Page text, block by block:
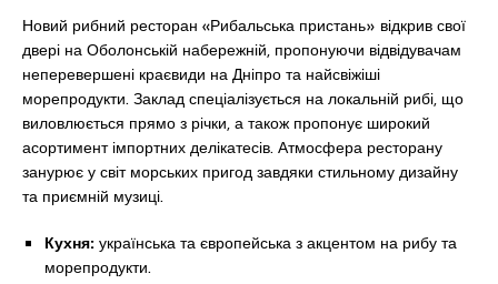
Новий рибний ресторан «Рибальська пристань» відкрив свої
двері на Оболонській набережній, пропонуючи відвідувачам
неперевершені краєвиди на Дніпро та найсвіжіші
морепродукти. Заклад спеціалізується на локальній рибі, що
виловлюється прямо з річки, а також пропонує широкий
асортимент імпортних делікатесів. Атмосфера ресторану
занурює у світ морських пригод завдяки стильному дизайну
та приємній музиці.
Кухня:українська та європейська з акцентом на рибу та
морепродукти.